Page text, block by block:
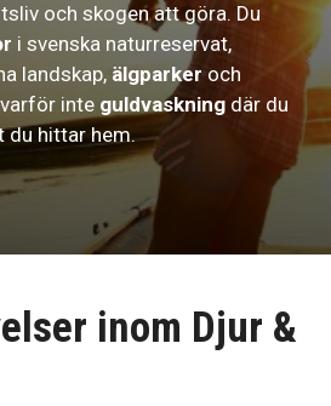
och skogen att göra. Du
i svenska naturreservat,
landskap, älgparker och
inte guldvaskning där du
du hittar hem.
inom Djur &